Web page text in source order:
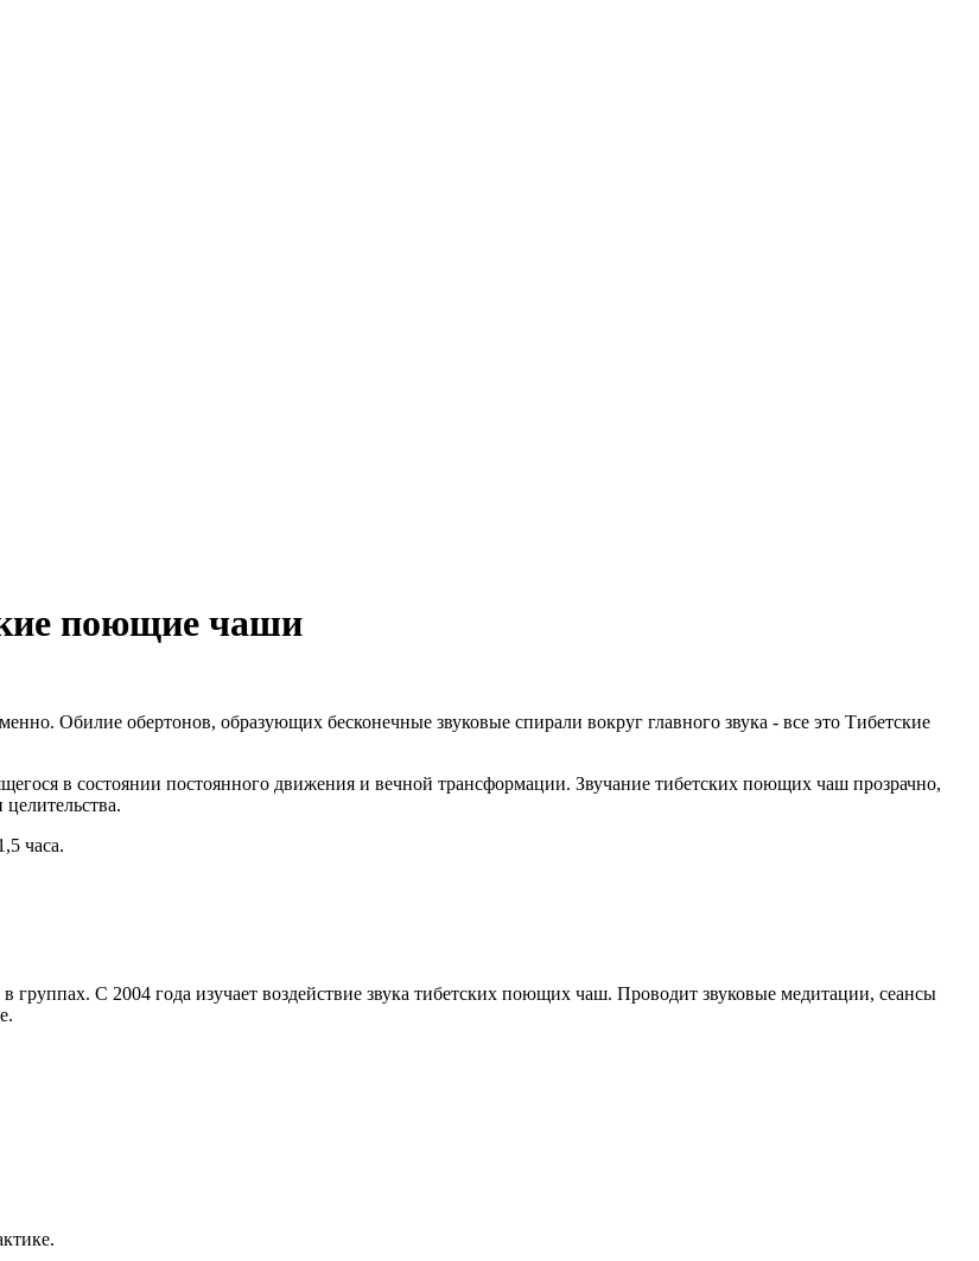
поющие чаши
Обилие обертонов, образующих бесконечные звуковые спирали вокруг главного звука - все это Тибетские
в состоянии постоянного движения и вечной трансформации. Звучание тибетских поющих чаш прозрачно,
часа.
С 2004 года изучает воздействие звука тибетских поющих чаш. Проводит звуковые медитации, сеансы